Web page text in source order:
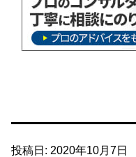
投稿日: 2020年10月7日